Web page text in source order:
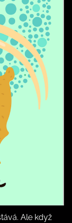
Ale když